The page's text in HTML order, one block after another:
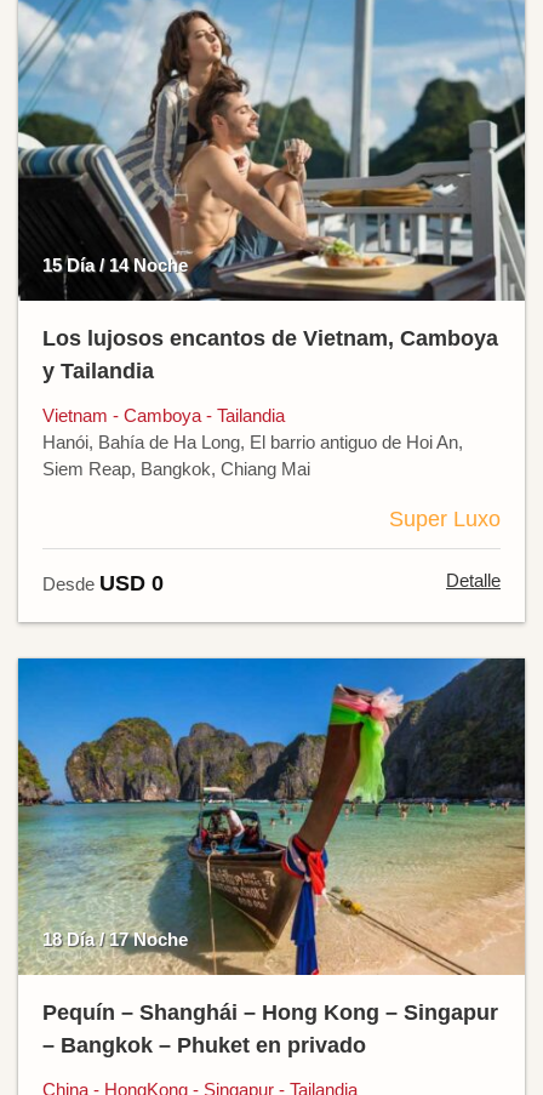
15 Día / 14 Noche
Los lujosos encantos de Vietnam, Camboya
y Tailandia
Vietnam - Camboya - Tailandia
Hanói, Bahía de Ha Long, El barrio antiguo de Hoi An,
Siem Reap, Bangkok, Chiang Mai
Super Luxo
Desde USD 0 Detalle
18 Día / 17 Noche
Pequín – Shanghái – Hong Kong – Singapur
– Bangkok – Phuket en privado
China - HongKong - Singapur - Tailandia